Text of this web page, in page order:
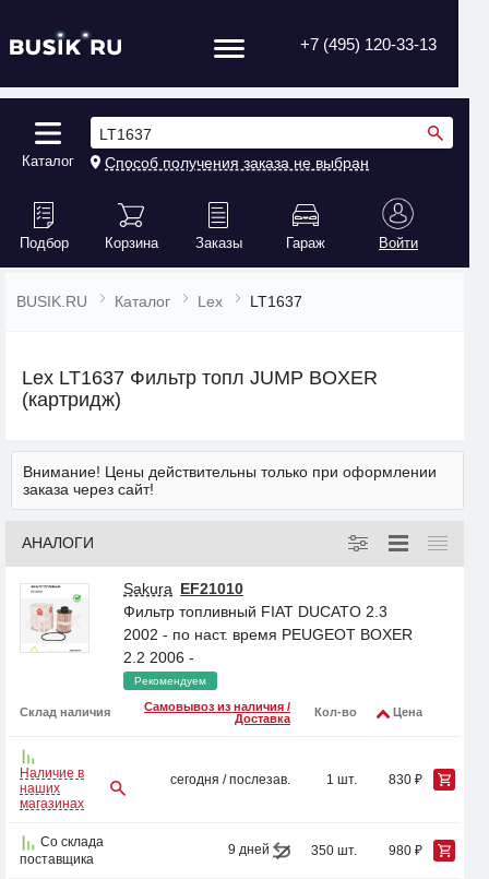
+7 (495) 120-33-13
Каталог
LT1637
Способ получения заказа не выбран
Подбор Корзина Заказы Гараж Войти
BUSIK.RU Каталог Lex LT1637
Lex LT1637 Фильтр топл JUMP BOXER
(картридж)
Внимание! Цены действительны только при оформлении
заказа через сайт!
АНАЛОГИ
Sakura EF21010
Фильтр топливный FIAT DUCATO 2.3
2002 - по наст. время PEUGEOT BOXER
2.2 2006 -
Рекомендуем
Склад наличия
Самовывоз из наличия /
Доставка
Кол-во Цена
Наличие в
наших
магазинах
сегодня / послезав. 1 шт. 830 ₽
Со склада
поставщика
9 дней 350 шт. 980 ₽